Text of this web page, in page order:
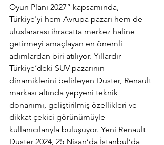
Oyun Planı 2027” kapsamında,
Türkiye'yi hem Avrupa pazarı hem de
uluslararası ihracatta merkez haline
getirmeyi amaçlayan en önemli
adımlardan biri atılıyor. Yıllardır
Türkiye’deki SUV pazarının
dinamiklerini belirleyen Duster, Renault
markası altında yepyeni teknik
donanımı, geliştirilmiş özellikleri ve
dikkat çekici görünümüyle
kullanıcılarıyla buluşuyor. Yeni Renault
Duster 2024, 25 Nisan’da İstanbul’da